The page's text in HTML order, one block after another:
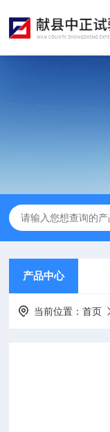
产品中心
当前位置：首页